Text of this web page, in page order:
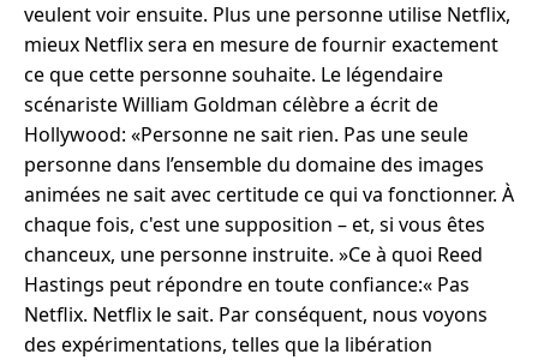
veulent voir ensuite. Plus une personne utilise Netflix,
mieux Netflix sera en mesure de fournir exactement
ce que cette personne souhaite. Le légendaire
scénariste William Goldman célèbre a écrit de
Hollywood: «Personne ne sait rien. Pas une seule
personne dans l’ensemble du domaine des images
animées ne sait avec certitude ce qui va fonctionner. À
chaque fois, c'est une supposition – et, si vous êtes
chanceux, une personne instruite. »Ce à quoi Reed
Hastings peut répondre en toute confiance:« Pas
Netflix. Netflix le sait. Par conséquent, nous voyons
des expérimentations, telles que la libération